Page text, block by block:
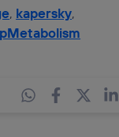
, kapersky,